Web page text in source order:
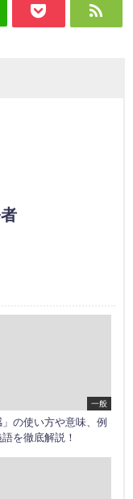
一般
」の使い方や意味、例
を徹底解説！